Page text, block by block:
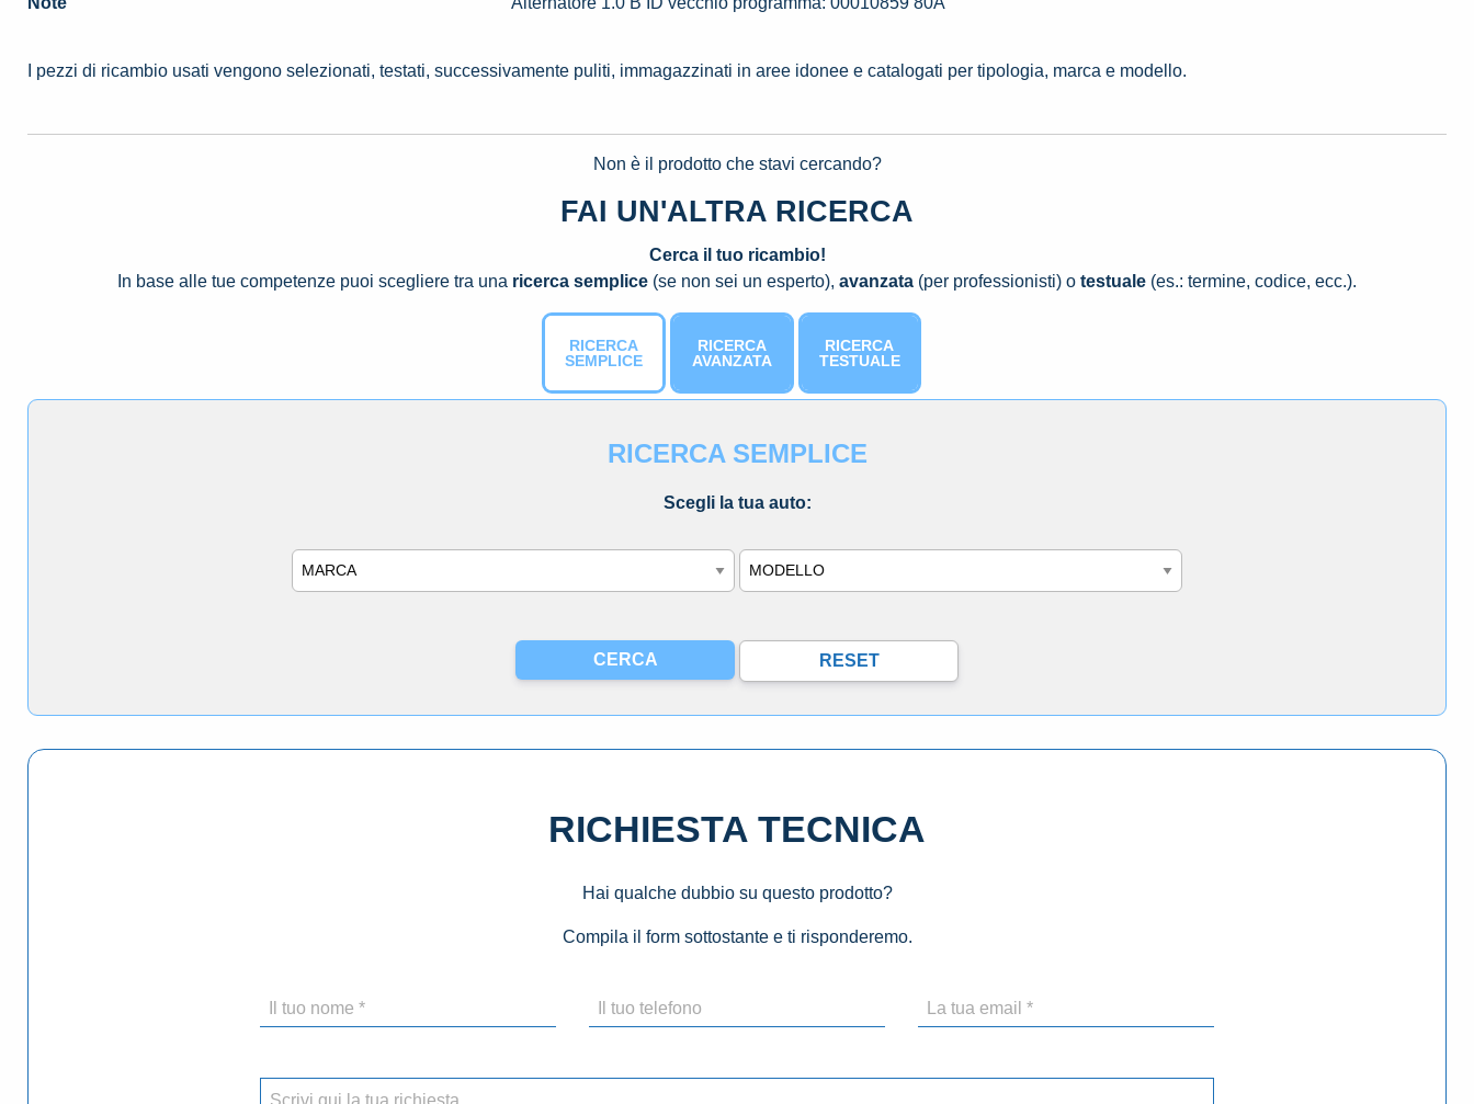
I pezzi di ricambio usati vengono selezionati, testati, successivamente puliti, immagazzinati in aree idonee e catalogati per tipologia, marca e modello.
Non è il prodotto che stavi cercando?
FAI UN'ALTRA RICERCA
Cerca il tuo ricambio!
In base alle tue competenze puoi scegliere tra una ricerca semplice (se non sei un esperto), avanzata (per professionisti) o testuale (es.: termine, codice, ecc.).
RICERCA
SEMPLICE
RICERCA
AVANZATA
RICERCA
TESTUALE
RICERCA SEMPLICE
Scegli la tua auto:
Marca Modello
RICHIESTA TECNICA
Hai qualche dubbio su questo prodotto?
Compila il form sottostante e ti risponderemo.